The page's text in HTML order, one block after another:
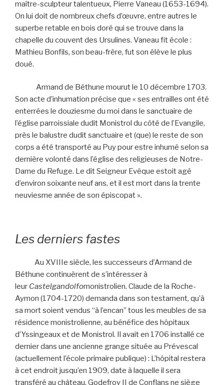
maître-sculpteur talentueux, Pierre Vaneau (1653-1694).
On lui doit de nombreux chefs d’œuvre, entre autres le
superbe retable en bois doré qui se trouve dans la
chapelle du couvent des Ursulines. Vaneau fit école :
Mathieu Bonfils, son beau-frère, fut son élève le plus
doué.
Armand de Béthune mourut le 10 décembre 1703.
Son acte d’inhumation précise que « ses entrailles ont été
enterrées le douziesme du moi dans le sanctuaire de
l’église parroissiale dudit Monistrol du côté de l’Evangile,
près le balustre dudit sanctuaire et (que) le reste de son
corps a été transporté au Puy pour estre inhumé selon sa
dernière volonté dans l’église des religieuses de Notre-
Dame du Refuge. Le dit Seigneur Evêque estoit agé
d’environ soixante neuf ans, et il est mort dans la trente
neuviesme année de son épiscopat ».
Les derniers fastes
Au XVIIIe siècle, les successeurs d’Armand de
Béthune continuèrent de s’intéresser à
leur Castelgandolfomonistrolien. Claude de la Roche-
Aymon (1704-1720) demanda dans son testament, qu’à
sa mort soient vendus “à l’encan” tous les meubles de sa
résidence monistrolienne, au bénéfice des hôpitaux
d’Yssingeaux et de Monistrol. Il avait en 1706 installé ce
dernier dans une ancienne grange située au Prévescal
(actuellement l’école primaire publique) : L’hôpital restera
à cet endroit jusqu’en 1909, date à laquelle il sera
transféré au château. Godefroy II de Conflans ne siège